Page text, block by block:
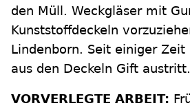
den Müll. Weckgläser mit
Kunststoffdeckeln
Lindenborn. Seit einiger
aus den Deckeln Gift austritt.
VORVERLEGTE ARBEIT: